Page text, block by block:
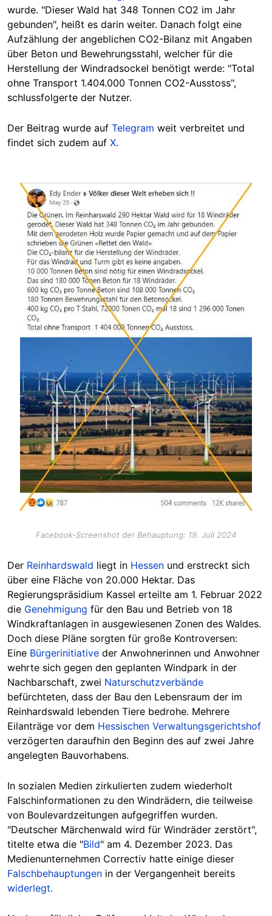
wurde. "Dieser Wald hat 348 Tonnen CO2 im Jahr
gebunden", heißt es darin weiter. Danach folgt eine
Aufzählung der angeblichen CO2-Bilanz mit Angaben
über Beton und Bewehrungsstahl, welcher für die
Herstellung der Windradsockel benötigt werde: "Total
ohne Transport 1.404.000 Tonnen CO2-Ausstoss",
schlussfolgerte der Nutzer.
Der Beitrag wurde auf Telegram weit verbreitet und
findet sich zudem auf X.
Image
Facebook-Screenshot der Behauptung: 19. Juli 2024
Der Reinhardswald liegt in Hessen und erstreckt sich
über eine Fläche von 20.000 Hektar. Das
Regierungspräsidium Kassel erteilte am 1. Februar 2022
die Genehmigung für den Bau und Betrieb von 18
Windkraftanlagen in ausgewiesenen Zonen des Waldes.
Doch diese Pläne sorgten für große Kontroversen:
Eine Bürgerinitiative der Anwohnerinnen und Anwohner
wehrte sich gegen den geplanten Windpark in der
Nachbarschaft, zwei Naturschutzverbände
befürchteten, dass der Bau den Lebensraum der im
Reinhardswald lebenden Tiere bedrohe. Mehrere
Eilanträge vor dem Hessischen Verwaltungsgerichtshof
verzögerten daraufhin den Beginn des auf zwei Jahre
angelegten Bauvorhabens.
In sozialen Medien zirkulierten zudem wiederholt
Falschinformationen zu den Windrädern, die teilweise
von Boulevardzeitungen aufgegriffen wurden.
"Deutscher Märchenwald wird für Windräder zerstört",
titelte etwa die "Bild" am 4. Dezember 2023. Das
Medienunternehmen Correctiv hatte einige dieser
Falschbehauptungen in der Vergangenheit bereits
widerlegt.